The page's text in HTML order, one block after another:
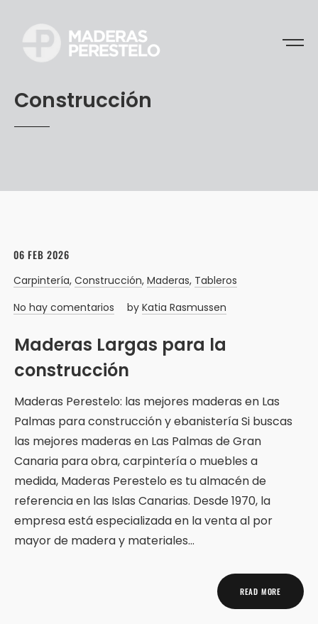
Construcción
06 FEB 2026
Carpintería, Construcción, Maderas, Tableros
No hay comentarios
by Katia Rasmussen
Maderas Largas para la
construcción
Maderas Perestelo: las mejores maderas en Las
Palmas para construcción y ebanistería Si buscas
las mejores maderas en Las Palmas de Gran
Canaria para obra, carpintería o muebles a
medida, Maderas Perestelo es tu almacén de
referencia en las Islas Canarias. Desde 1970, la
empresa está especializada en la venta al por
mayor de madera y materiales…
READ MORE